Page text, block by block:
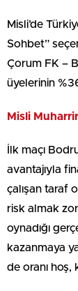
Misli’de
Sohbet”
Çorum FK –
üyelerinin
Misli
İlk maçı
avantajıyla
çalışan taraf
risk almak
oynadığı
kazanmaya
de oranı hoş,